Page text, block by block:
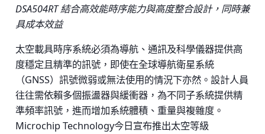
DSA504RT 結合高效能時序能力與高度整合設計，同時兼
具成本效益
太空載具時序系統必須為導航、通訊及科學儀器提供高
度穩定且精準的訊號，即使在全球導航衛星系統
（GNSS）訊號微弱或無法使用的情況下亦然。設計人員
往往需依賴多個振盪器與緩衝器，為不同子系統提供精
準頻率訊號，進而增加系統體積、重量與複雜度。
Microchip Technology今日宣布推出太空等級